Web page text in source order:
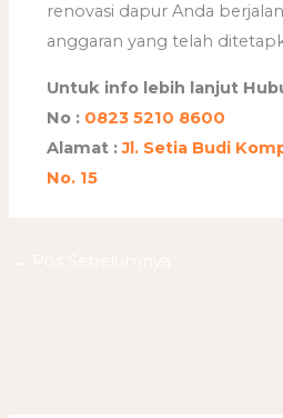
renovasi dapur Anda
anggaran yang telah
Untuk info lebih lanjut
No : 0823 5210 8600
Alamat :Jl. Setia Budi
No. 15